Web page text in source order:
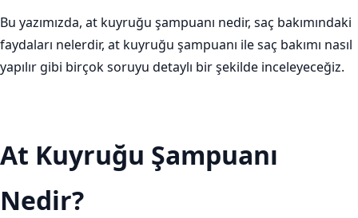
Bu yazımızda, at kuyruğu şampuanı nedir, saç bakımındaki
faydaları nelerdir, at kuyruğu şampuanı ile saç bakımı nasıl
yapılır gibi birçok soruyu detaylı bir şekilde inceleyeceğiz.
At Kuyruğu Şampuanı
Nedir?